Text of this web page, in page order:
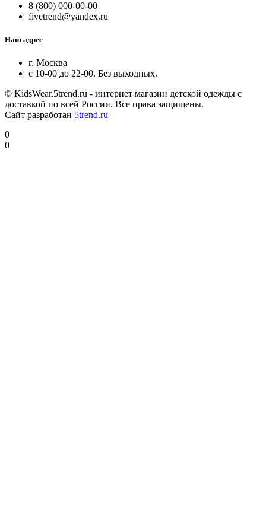
8 (800) 000-00-00
fivetrend@yandex.ru
Наш адрес
г. Москва
с 10-00 до 22-00. Без выходных.
© KidsWear.5trend.ru - интернет магазин детской одежды с
доставкой по всей России. Все права защищены.
Сайт разработан 5trend.ru
0
0